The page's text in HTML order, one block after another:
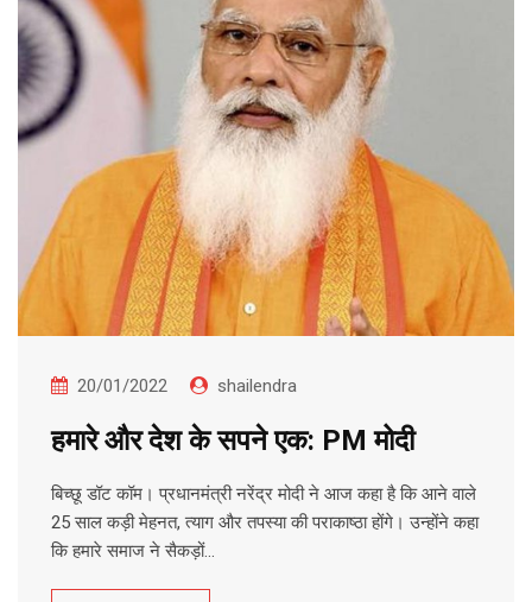
20/01/2022 shailendra
हमारे और देश के सपने एक: PM मोदी
बिच्छू डॉट कॉम। प्रधानमंत्री नरेंद्र मोदी ने आज कहा है कि आने वाले
25 साल कड़ी मेहनत, त्याग और तपस्या की पराकाष्ठा होंगे। उन्होंने कहा
कि हमारे समाज ने सैकड़ों…